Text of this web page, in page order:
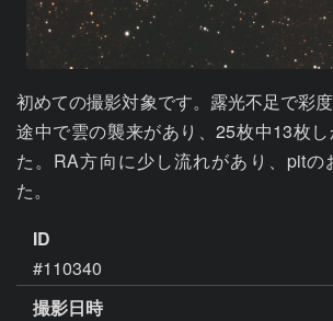
初めての撮影対象です。露光不足で彩度
途中で雲の襲来があり、25枚中13枚
た。RA方向に少し流れがあり、pitの
た。
ID
#110340
撮影日時